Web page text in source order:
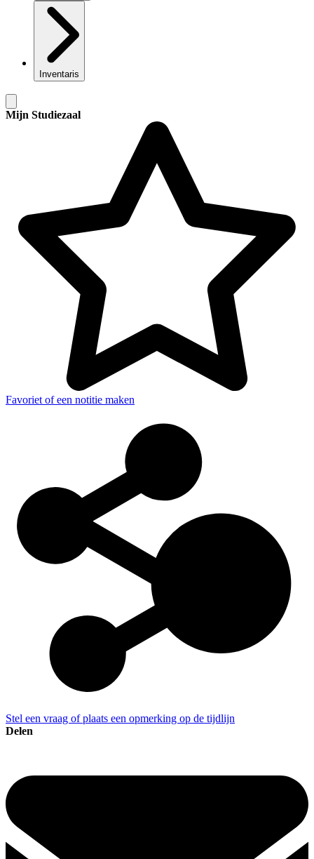
Inventaris
Mijn Studiezaal
Favoriet of een notitie maken
Stel een vraag of plaats een opmerking op de tijdlijn
Delen